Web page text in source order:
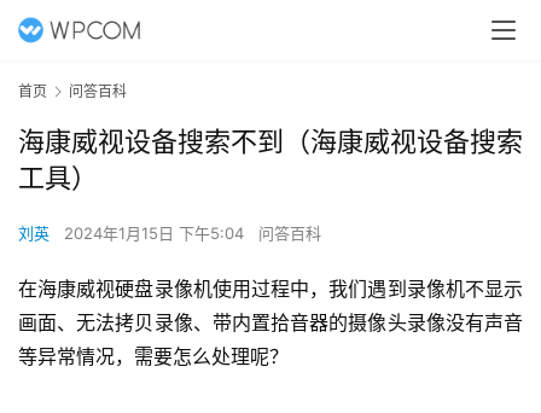
首页 问答百科
海康威视设备搜索不到（海康威视设备搜索
工具）
刘英 2024年1月15日 下午5:04 问答百科
在海康威视硬盘录像机使用过程中，我们遇到录像机不显示
画面、无法拷贝录像、带内置拾音器的摄像头录像没有声音
等异常情况，需要怎么处理呢？